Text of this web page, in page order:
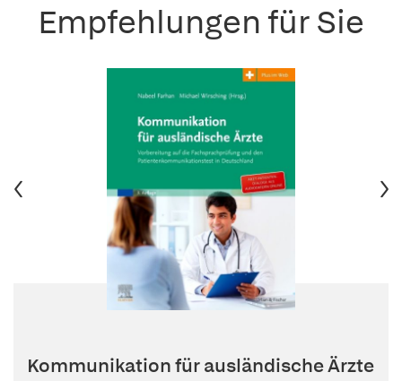
Empfehlungen für Sie
Kommunikation für ausländische Ärzte